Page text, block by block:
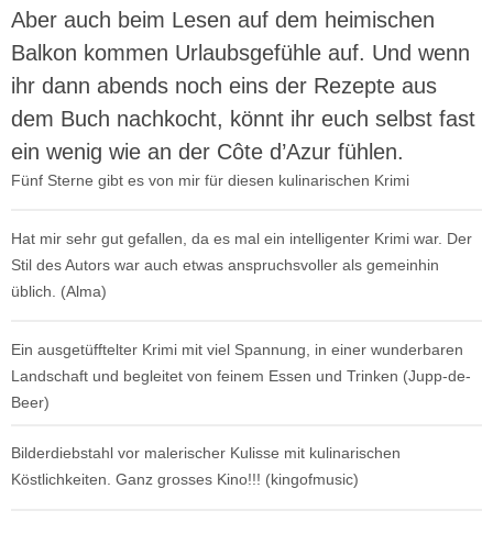
Aber auch beim Lesen auf dem heimischen
Balkon kommen Urlaubsgefühle auf. Und wenn
ihr dann abends noch eins der Rezepte aus
dem Buch nachkocht, könnt ihr euch selbst fast
ein wenig wie an der Côte d’Azur fühlen.
Fünf Sterne gibt es von mir für diesen kulinarischen Krimi
Hat mir sehr gut gefallen, da es mal ein intelligenter Krimi war. Der
Stil des Autors war auch etwas anspruchsvoller als gemeinhin
üblich. (Alma)
Ein ausgetüfftelter Krimi mit viel Spannung, in einer wunderbaren
Landschaft und begleitet von feinem Essen und Trinken (Jupp-de-
Beer)
Bilderdiebstahl vor malerischer Kulisse mit kulinarischen
Köstlichkeiten. Ganz grosses Kino!!! (kingofmusic)